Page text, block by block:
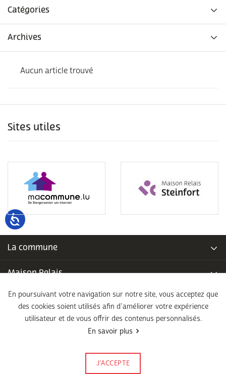
Catégories
Archives
Aucun article trouvé
Sites utiles
La commune
Maison Relais
Piscine communale
École fondamentale
En poursuivant votre navigation sur notre site, vous acceptez que
des cookies soient utilisés afin d’améliorer votre expérience
utilisateur et de vous offrir des contenus personnalisés.
En savoir plus
J’ACCEPTE